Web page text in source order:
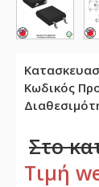
Κωδικός
Στο
Τιμή